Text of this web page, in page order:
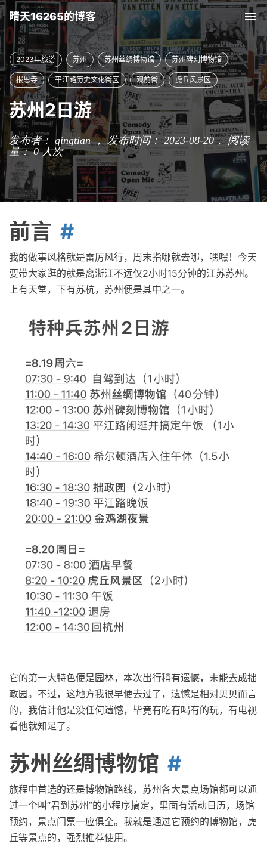
晴天16265的博客
2023年旅游 苏州 苏州丝绸博物馆 苏州碑刻博物馆
报恩寺 平江路历史文化街区 观前街 虎丘风景区
苏州2日游
发布者： qingtian ， 发布时间： 2023-08-20，阅读
量： 0人次
前言
我的做事风格就是雷厉风行，周末指哪就去哪，嘿嘿！今天
要带大家逛的就是离浙江不远仅2小时15分钟的江苏苏州。
上有天堂，下有苏杭，苏州便是其中之一。
它的第一大特色便是园林，本次出行稍有遗憾，未能去成拙
政园。不过，这地方我很早便去过了，遗憾是相对贝贝而言
的，我估计他是没任何遗憾，毕竟有吃有喝有的玩，有电视
看他就知足了。
苏州丝绸博物馆
旅程中首选的还是博物馆路线，苏州各大景点场馆都可以通
过一个叫“君到苏州”的小程序搞定，里面有活动日历，场馆
预约，景点门票一应俱全。我就是通过它预约的博物馆，虎
丘等景点的，强烈推荐使用。